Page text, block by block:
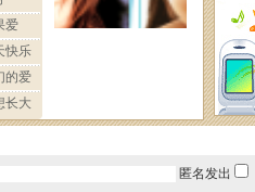
匿名发出